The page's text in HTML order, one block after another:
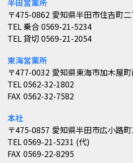
半田営業所
〒475-0862 愛知県半田市住吉町
TEL乗合 0569-21-5234
TEL貸切 0569-21-2054
東海営業所
〒477-0032 愛知県東海市加木屋
TEL0562-32-1802
FAX 0562-32-7582
本社
〒475-0857 愛知県半田市広小路
TEL0569-21-5231 (代)
FAX 0569-22-8295